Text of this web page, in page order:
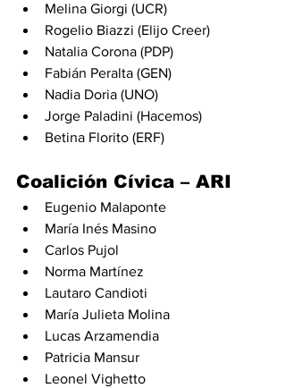
Melina Giorgi (UCR)
Rogelio Biazzi (Elijo Creer)
Natalia Corona (PDP)
Fabián Peralta (GEN)
Nadia Doria (UNO)
Jorge Paladini (Hacemos)
Betina Florito (ERF)
Coalición Cívica – ARI
Eugenio Malaponte
María Inés Masino
Carlos Pujol
Norma Martínez
Lautaro Candioti
María Julieta Molina
Lucas Arzamendia
Patricia Mansur
Leonel Vighetto